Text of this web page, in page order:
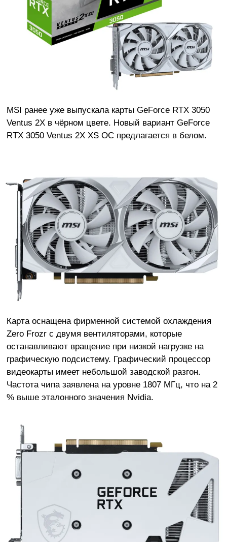
MSI ранее уже выпускала карты GeForce RTX 3050
Ventus 2X в чёрном цвете. Новый вариант GeForce
RTX 3050 Ventus 2X XS OC предлагается в белом.
Карта оснащена фирменной системой охлаждения
Zero Frozr c двумя вентиляторами, которые
останавливают вращение при низкой нагрузке на
графическую подсистему. Графический процессор
видеокарты имеет небольшой заводской разгон.
Частота чипа заявлена на уровне 1807 МГц, что на 2
% выше эталонного значения Nvidia.